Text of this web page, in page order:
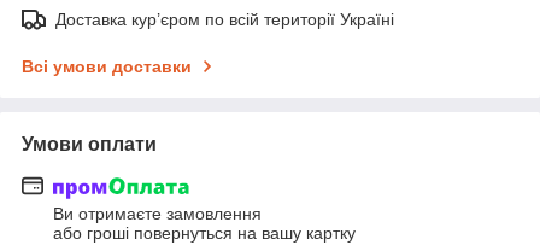
Доставка кур’єром по всій території Україні
Всі умови доставки
Умови оплати
Ви отримаєте замовлення
або гроші повернуться на вашу картку